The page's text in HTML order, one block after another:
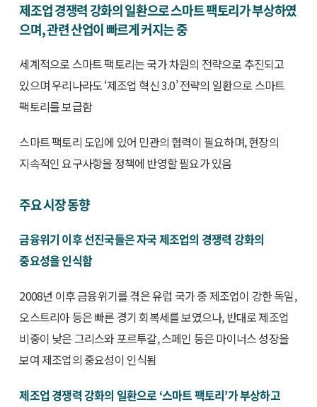
제조업 경쟁력 강화의 일환으로 스마트 팩토리가 부상하였
으며, 관련 산업이 빠르게 커지는 중
세계적으로 스마트 팩토리는 국가 차원의 전략으로 추진되고
있으며 우리나라도 ‘제조업 혁신 3.0’ 전략의 일환으로 스마트
팩토리를 보급함
스마트 팩토리 도입에 있어 민관의 협력이 필요하며, 현장의
지속적인 요구사항을 정책에 반영할 필요가 있음
주요 시장 동향
금융위기 이후 선진국들은 자국 제조업의 경쟁력 강화의
중요성을 인식함
2008년 이후 금융위기를 겪은 유럽 국가 중 제조업이 강한 독일,
오스트리아 등은 빠른 경기 회복세를 보였으나, 반대로 제조업
비중이 낮은 그리스와 포르투갈, 스페인 등은 마이너스 성장을
보여 제조업의 중요성이 인식됨
제조업 경쟁력 강화의 일환으로 ‘스마트 팩토리’가 부상하고